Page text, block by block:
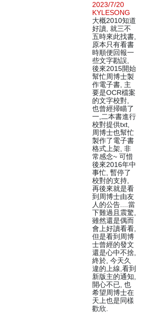
2023/7/20
KYLESONG
大概2010知道
好讀, 就三不
五時來此找書,
原本只有看書
時順便回報一
些文字勘誤,
後來2015開始
幫忙周博士製
作電子書, 主
要是OCR檔案
的文字校對,
也曾經掃瞄了
一,二本書進行
校對提供txt,
周博士也幫忙
製作了電子書
格式上架, 非
常感念~ 可惜
後來2016年中
事忙, 暫停了
校對的支持,
再後來就是看
到周博士由友
人的公告....當
下難過且震驚,
雖然還是偶而
會上好讀看看,
但是看到周博
士曾經的發文
還是心中不捨,
終於, 今天久
違的上線,看到
新版主的通知,
開心不已, 也
希望周博士在
天上也是同樣
歡欣.